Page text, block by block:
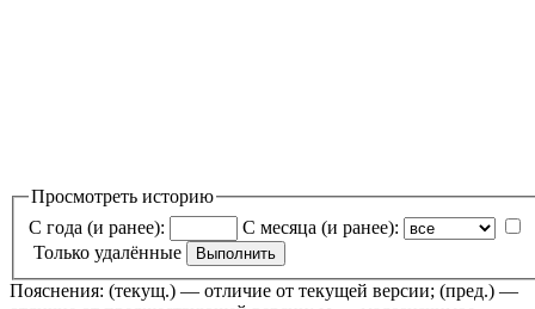
Просмотреть историю
С года (и ранее):
С месяца (и ранее):
Только удалённые
Пояснения: (текущ.) — отличие от текущей версии; (пред.) —